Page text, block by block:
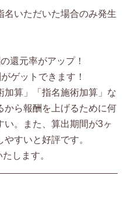
いただいた場合のみ発生
還元率がアップ！
ゲットできます！
加算」「指名施術加算」な
から報酬を上げるために何
い。また、算出期間が3ヶ
すいと好評です。
します。